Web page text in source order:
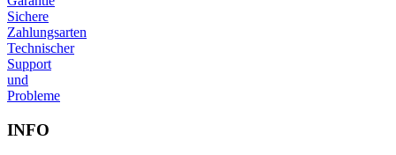
Sichere
Zahlungsarten
Technischer
Support
und
Probleme
INFO